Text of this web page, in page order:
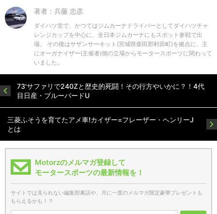
著者：兵藤 忠彦
ダイハツ党で、かつてはジムカーナドライバーとしてダイハツチャ
レンジカップを中心に、全日本ジムカーナにもスポット参戦で出
場。 その後はサザンサーキット(宮城県柴田郡村田町)を拠点に、主
にオーガナイザー(主催者)側の立場からモータースポーツに関わって
いました。
73'サファリで240Zと歴史的死闘！その行方やいかに？！4代
目日産・ブルーバードU
三菱ふそうを育てたアメ車!カイザー=フレーザー・ヘンリーJ
とは
Motorzのメルマガ登録して
モータースポーツの最新情報を！
サイトでは見られない編集部裏話や、月に一度のメルマガ限定豪華プレゼントも
もらえるかも！？